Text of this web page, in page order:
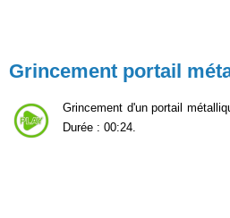
Grincement portail
Grincement d'un portail
Durée : 00:24.